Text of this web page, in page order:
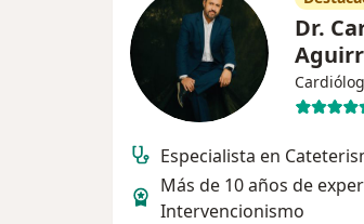
Dr.
Especialista en
Más de 10 años de
Intervencionismo